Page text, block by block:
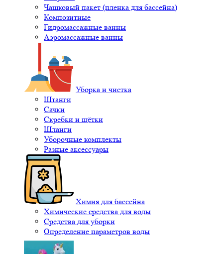
Чашковый пакет (пленка для бассейна)
Композитные
Гидромассажные ванны
Аэромассажные ванны
Уборка и чистка
Штанги
Сачки
Скребки и щётки
Шланги
Уборочные комплекты
Разные аксессуары
Химия для бассейна
Химические средства для воды
Средства для уборки
Определение параметров воды